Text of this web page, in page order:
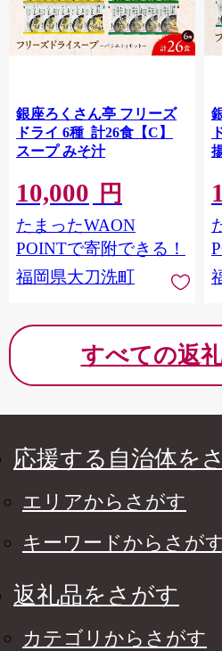
銀座ろくさん亭 フリーズ
ドライ 6種_計26食【C】
スープ みそ汁
10,000 円
たまったWAON
POINTで寄附できる！
福岡県大刀洗町
すべての返
応援する自治体を
エリアからさがす
キーワードからさが
返礼品をさがす
カテゴリからさがす